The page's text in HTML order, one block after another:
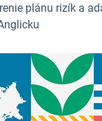
plánu rizík a